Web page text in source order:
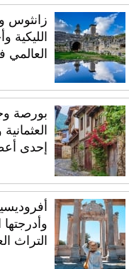
زانثوس
الليكية
العالمي
بورصة
إحدى
التراث